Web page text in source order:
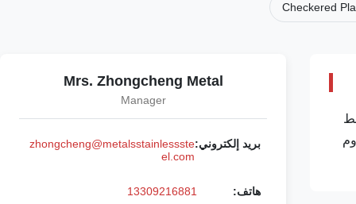
Checkered
Mrs. Zhongcheng Metal
Manager
بريد إلكتروني:zhongcheng@metalsstainlessste
el.com
هاتف: 13309216881